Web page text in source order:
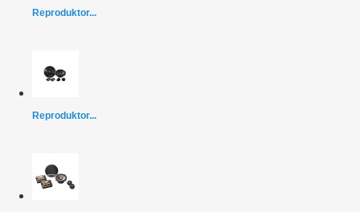
Reproduktor...
Reproduktor...